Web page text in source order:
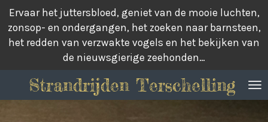
Ga
direct
naar
Strandrijden Terschelling
Ervaar het juttersbloed, geniet van de mooie luchten,
zonsop- en ondergangen, het zoeken naar barnsteen,
het redden van verzwakte vogels en het bekijken van
de nieuwsgierige zeehonden…